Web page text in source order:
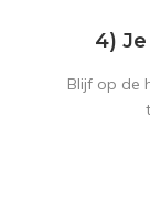
4)
Blijf op de